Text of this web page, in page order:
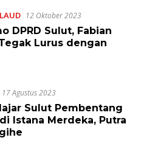
12 Oktober 2023
DPRD Sulut, Fabian
Lurus dengan
17 Agustus 2023
Sulut Pembentang
Istana Merdeka, Putra